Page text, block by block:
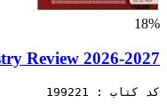
18%
Review 2026-2027
کد کتاب : 199221